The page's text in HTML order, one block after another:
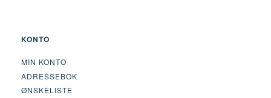
KONTO
MIN KONTO
ADRESSEBOK
ØNSKELISTE